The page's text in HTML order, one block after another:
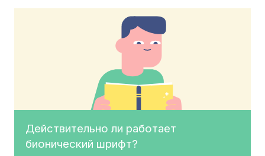
Действительно ли работает
бионический шрифт?